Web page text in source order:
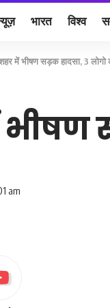
भारत विश्व
में भीषण सड़क हादसा, 3 लोगो
am